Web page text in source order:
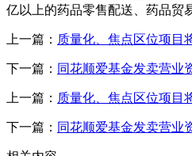
亿以上的药品零售配送、药品贸
上一篇： 质量化、焦点区位项目
下一篇： 同花顺爱基金发卖营业
上一篇： 质量化、焦点区位项目
下一篇： 同花顺爱基金发卖营业